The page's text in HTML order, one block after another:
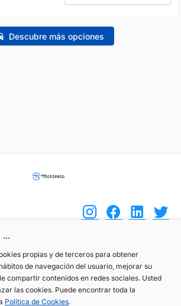
Descubre más opciones
...
propias y de terceros para obtener
de navegación del usuario, mejorar su
compartir contenidos en redes sociales. Usted
las cookies. Puede encontrar toda la
Política de Cookies.
(+34) 744 408 070
info@motoreto.com